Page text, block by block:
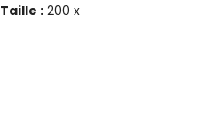
Taille : 200 x